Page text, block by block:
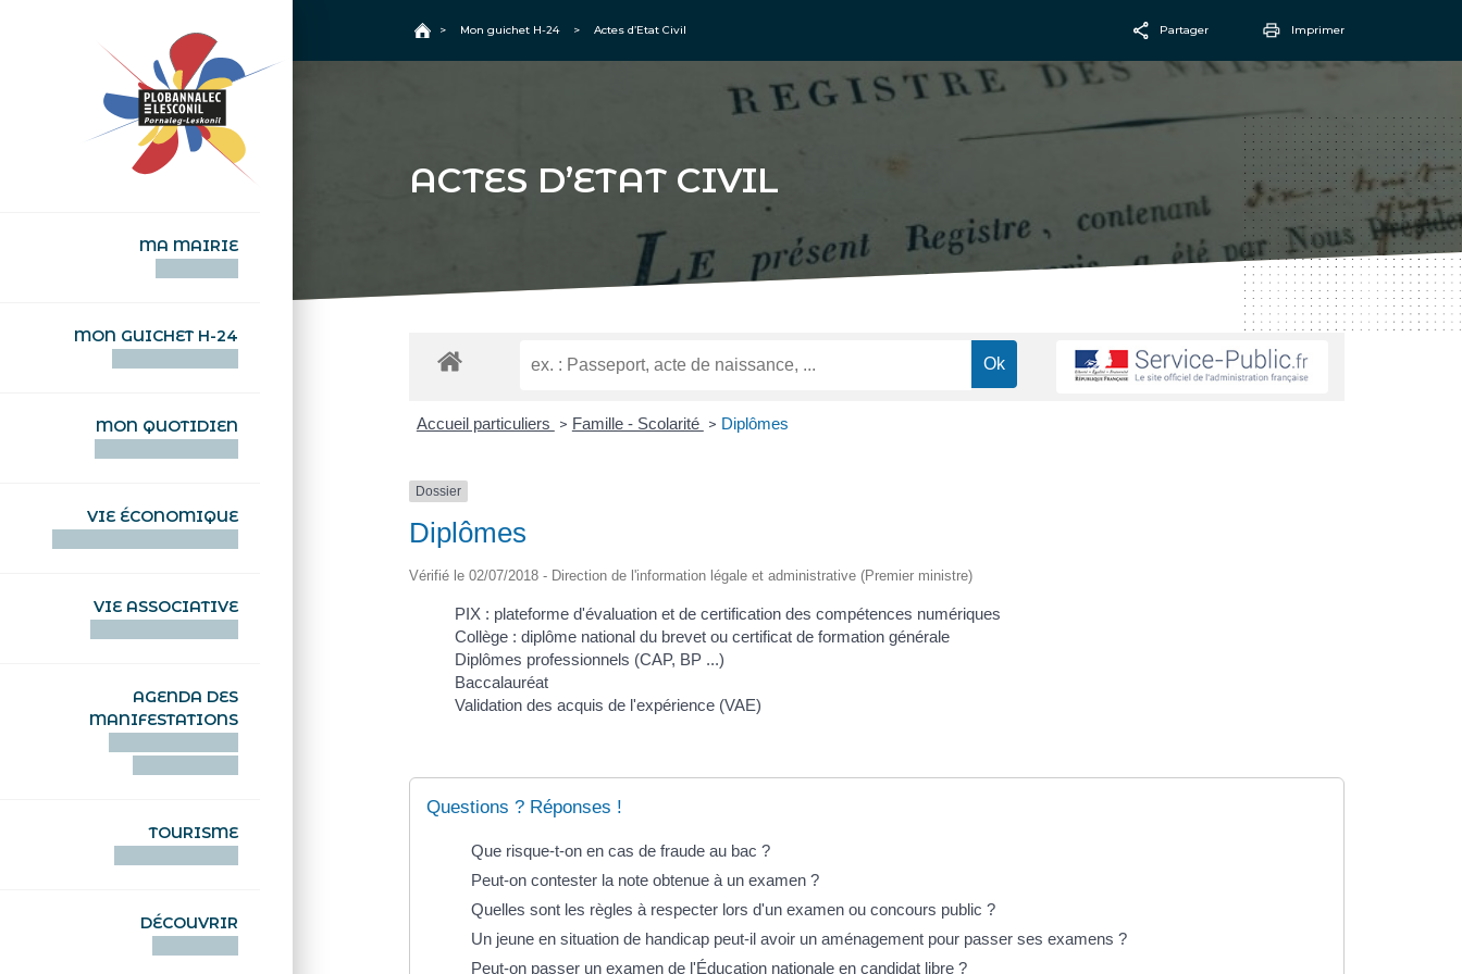
MA MAIRIE
MON GUICHET H-24
MON QUOTIDIEN
VIE ÉCONOMIQUE
VIE ASSOCIATIVE
AGENDA DES
MANIFESTATIONS
TOURISME
DÉCOUVRIR
Accueil
> Mon guichet H-24 > Actes d’Etat Civil Partager Imprimer
ACTES D’ETAT CIVIL
Accueil particuliers > Famille - Scolarité > Diplômes
Dossier
Diplômes
Vérifié le 02/07/2018 - Direction de l'information légale et administrative (Premier ministre)
PIX : plateforme d'évaluation et de certification des compétences numériques
Collège : diplôme national du brevet ou certificat de formation générale
Diplômes professionnels (CAP, BP ...)
Baccalauréat
Validation des acquis de l'expérience (VAE)
Questions ? Réponses !
Que risque-t-on en cas de fraude au bac ?
Peut-on contester la note obtenue à un examen ?
Quelles sont les règles à respecter lors d'un examen ou concours public ?
Un jeune en situation de handicap peut-il avoir un aménagement pour passer ses examens ?
Peut-on passer un examen de l'Éducation nationale en candidat libre ?